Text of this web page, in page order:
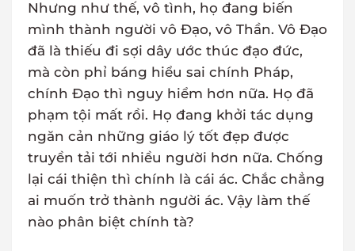
Nhưng như thế, vô tình, họ đang biến
mình thành người vô Đạo, vô Thần. Vô Đạo
đã là thiếu đi sợi dây ước thúc đạo đức,
mà còn phỉ báng hiểu sai chính Pháp,
chính Đạo thì nguy hiểm hơn nữa. Họ đã
phạm tội mất rồi. Họ đang khởi tác dụng
ngăn cản những giáo lý tốt đẹp được
truyền tải tới nhiều người hơn nữa. Chống
lại cái thiện thì chính là cái ác. Chắc chẳng
ai muốn trở thành người ác. Vậy làm thế
nào phân biệt chính tà?